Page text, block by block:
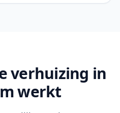
verhuizing in
werkt